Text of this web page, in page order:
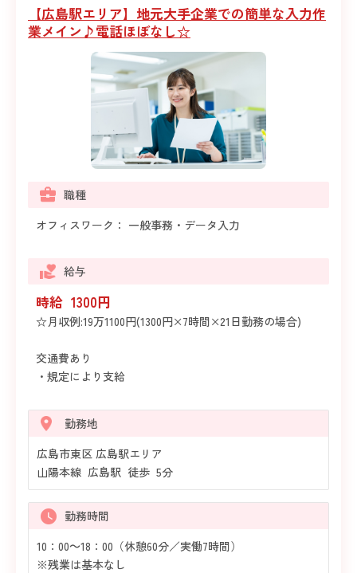
【広島駅エリア】地元大手企業での簡単な入力作
業メイン♪電話ほぼなし☆
職種
オフィスワーク： 一般事務・データ入力
給与
時給 1300円
☆月収例:19万1100円(1300円×7時間×21日勤務の場合)
交通費あり
・規定により支給
勤務地
広島市東区 広島駅エリア
山陽本線 広島駅 徒歩 5分
勤務時間
10：00～18：00（休憩60分／実働7時間）
※残業は基本なし